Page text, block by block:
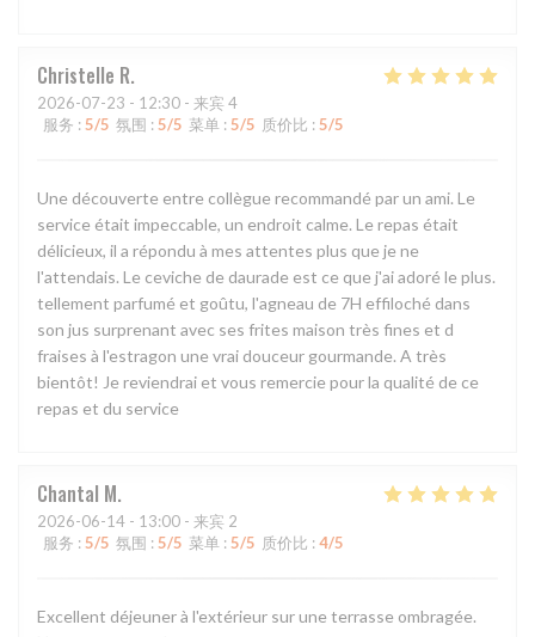
Christelle R
2026-07-23 - 12:30 - 来宾 4
服务 : 5/5 氛围 : 5/5 菜单 : 5/5 质价比 : 5/5
Une découverte entre collègue recommandé par un ami. Le
service était impeccable, un endroit calme. Le repas était
délicieux, il a répondu à mes attentes plus que je ne
l'attendais. Le ceviche de daurade est ce que j'ai adoré le plus.
tellement parfumé et goûtu, l'agneau de 7H effiloché dans
son jus surprenant avec ses frites maison très fines et d
fraises à l'estragon une vrai douceur gourmande. A très
bientôt! Je reviendrai et vous remercie pour la qualité de ce
repas et du service
Chantal M
2026-06-14 - 13:00 - 来宾 2
服务 : 5/5 氛围 : 5/5 菜单 : 5/5 质价比 : 4/5
Excellent déjeuner à l'extérieur sur une terrasse ombragée.